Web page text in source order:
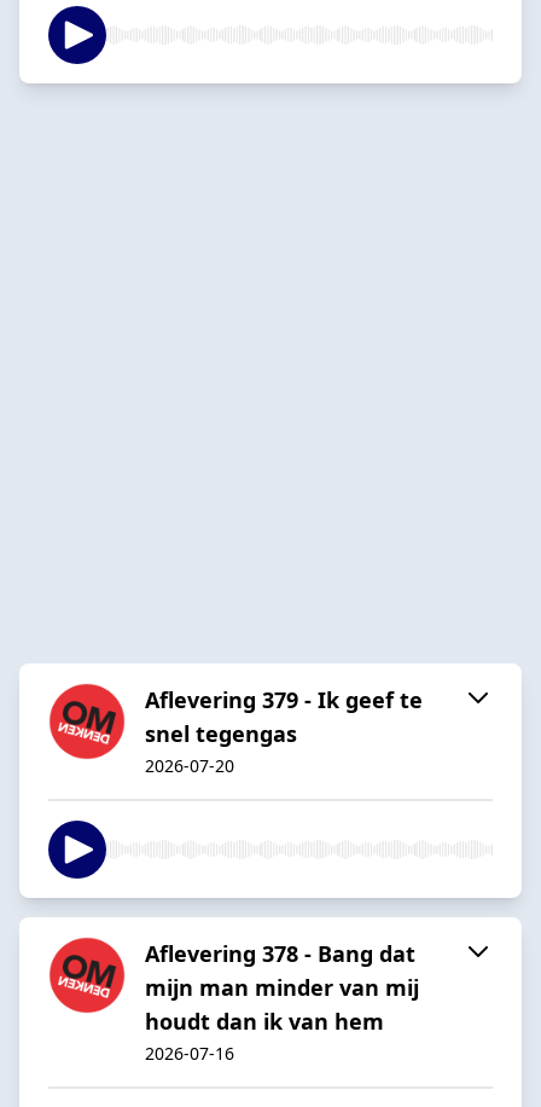
Aflevering 379 - Ik geef te
snel tegengas
2026-07-20
Aflevering 378 - Bang dat
mijn man minder van mij
houdt dan ik van hem
2026-07-16